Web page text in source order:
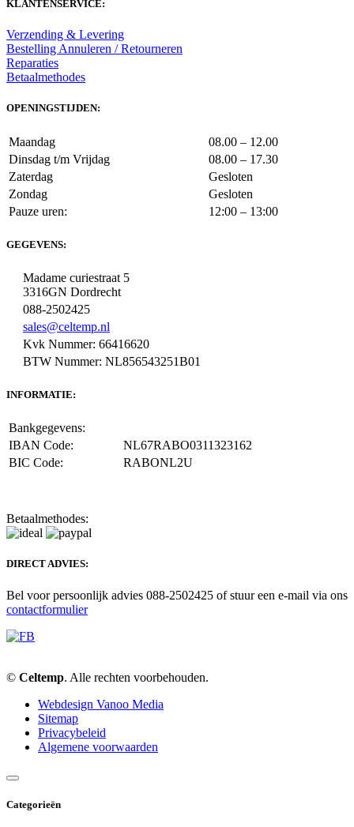
KLANTENSERVICE:
Verzending & Levering
Bestelling Annuleren / Retourneren
Reparaties
Betaalmethodes
OPENINGSTIJDEN:
Maandag
08.00 – 12.00
Dinsdag t/m Vrijdag
08.00 – 17.30
Zaterdag
Gesloten
Zondag
Gesloten
Pauze uren:
12:00 – 13:00
GEGEVENS:
Madame curiestraat 5
3316GN Dordrecht
088-2502425
sales@celtemp.nl
Kvk Nummer: 66416620
BTW Nummer: NL856543251B01
INFORMATIE:
Bankgegevens:
IBAN Code:
NL67RABO0311323162
BIC Code:
RABONL2U
Betaalmethodes:
DIRECT ADVIES:
Bel voor persoonlijk advies 088-2502425 of stuur een e-mail via ons
contactformulier
© Celtemp. Alle rechten voorbehouden.
Webdesign Vanoo Media
Sitemap
Privacybeleid
Algemene voorwaarden
Categorieën